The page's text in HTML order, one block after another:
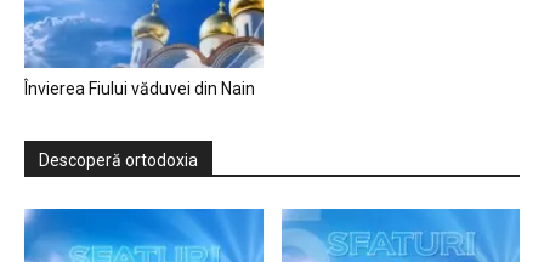
Învierea Fiului văduvei din Nain
Descoperă ortodoxia